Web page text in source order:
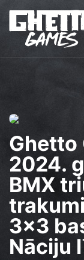
Ghetto
2024.
BMX
3x3
Nāciju